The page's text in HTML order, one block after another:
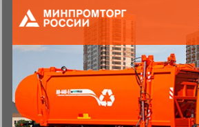
Коммунальная техника
Мусоровозы с
Мусоровоз с боковой
КО-449-05